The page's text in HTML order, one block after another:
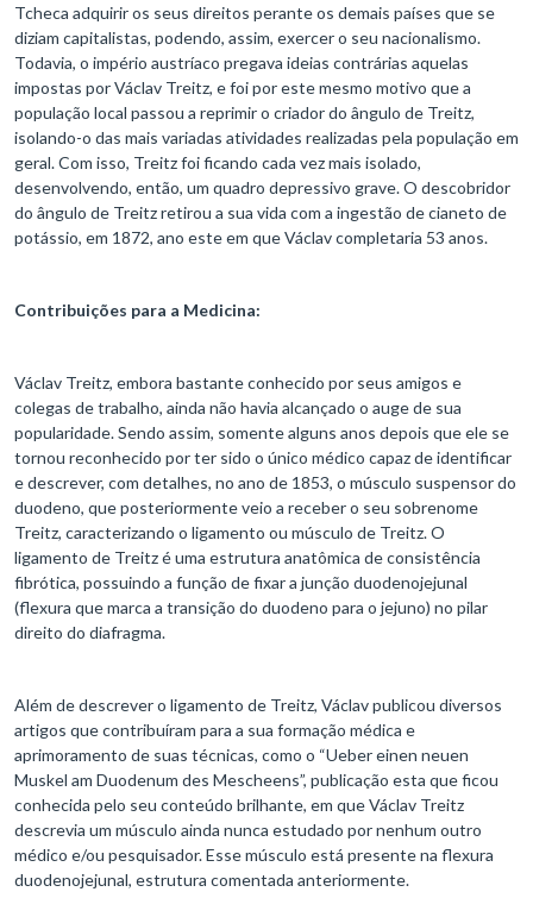
Tcheca adquirir os seus direitos perante os demais países que se
diziam capitalistas, podendo, assim, exercer o seu nacionalismo.
Todavia, o império austríaco pregava ideias contrárias aquelas
impostas por Václav Treitz, e foi por este mesmo motivo que a
população local passou a reprimir o criador do ângulo de Treitz,
isolando-o das mais variadas atividades realizadas pela população em
geral. Com isso, Treitz foi ficando cada vez mais isolado,
desenvolvendo, então, um quadro depressivo grave. O descobridor
do ângulo de Treitz retirou a sua vida com a ingestão de cianeto de
potássio, em 1872, ano este em que Václav completaria 53 anos.
Contribuições para a Medicina:
Václav Treitz, embora bastante conhecido por seus amigos e
colegas de trabalho, ainda não havia alcançado o auge de sua
popularidade. Sendo assim, somente alguns anos depois que ele se
tornou reconhecido por ter sido o único médico capaz de identificar
e descrever, com detalhes, no ano de 1853, o músculo suspensor do
duodeno, que posteriormente veio a receber o seu sobrenome
Treitz, caracterizando o ligamento ou músculo de Treitz. O
ligamento de Treitz é uma estrutura anatômica de consistência
fibrótica, possuindo a função de fixar a junção duodenojejunal
(flexura que marca a transição do duodeno para o jejuno) no pilar
direito do diafragma.
Além de descrever o ligamento de Treitz, Václav publicou diversos
artigos que contribuíram para a sua formação médica e
aprimoramento de suas técnicas, como o “Ueber einen neuen
Muskel am Duodenum des Mescheens”, publicação esta que ficou
conhecida pelo seu conteúdo brilhante, em que Václav Treitz
descrevia um músculo ainda nunca estudado por nenhum outro
médico e/ou pesquisador. Esse músculo está presente na flexura
duodenojejunal, estrutura comentada anteriormente.